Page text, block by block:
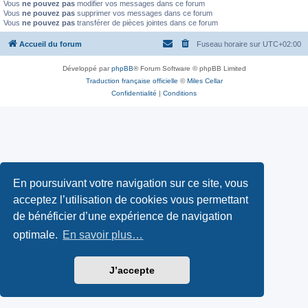
En poursuivant votre navigation sur ce site, vous
acceptez l’utilisation de cookies vous permettant
de bénéficier d’une expérience de navigation
optimale. En savoir plus…
J’accepte
Vous ne pouvez pas modifier vos messages dans ce forum
Vous ne pouvez pas supprimer vos messages dans ce forum
Vous ne pouvez pas transférer de pièces jointes dans ce forum
Accueil du forum Fuseau horaire sur UTC+02:00
Développé parphpBB® Forum Software © phpBB Limited
Traduction française officielle ©Miles Cellar
Confidentialité | Conditions